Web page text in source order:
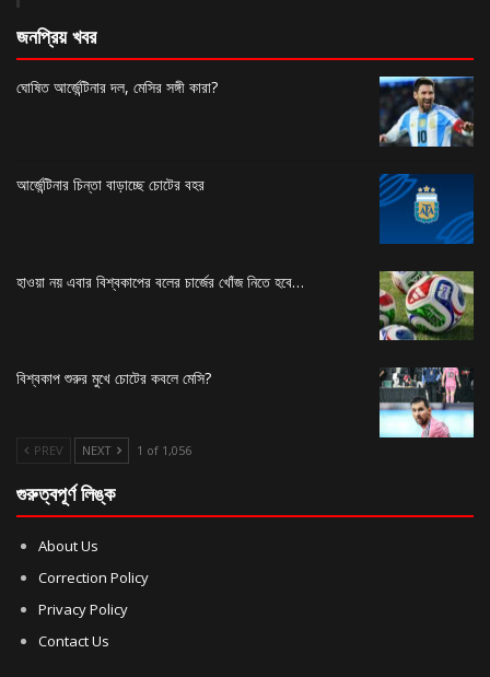
জনপ্রিয় খবর
ঘোষিত আর্জেন্টিনার দল, মেসির সঙ্গী কারা?
আর্জেন্টিনার চিন্তা বাড়াচ্ছে চোটের বহর
হাওয়া নয় এবার বিশ্বকাপের বলের চার্জের খোঁজ নিতে হবে…
বিশ্বকাপ শুরুর মুখে চোটের কবলে মেসি?
PREV NEXT 1 of 1,056
গুরুত্বপূর্ণ লিঙ্ক
About Us
Correction Policy
Privacy Policy
Contact Us